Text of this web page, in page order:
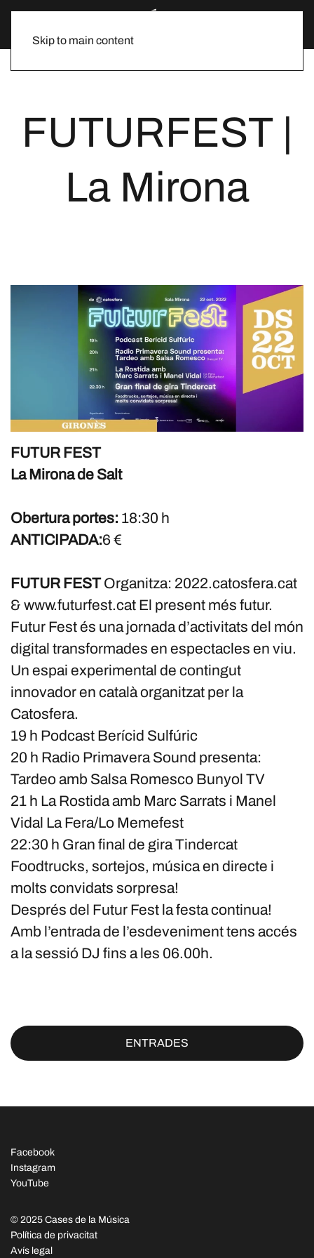
Skip to main content
FUTURFEST |
La Mirona
FUTUR FEST
La Mirona de Salt
Obertura portes: 18:30 h
ANTICIPADA:6 €
FUTUR FESTOrganitza: 2022.catosfera.cat
& www.futurfest.cat El present més futur.
Futur Fest és una jornada d’activitats del món
digital transformades en espectacles en viu.
Un espai experimental de contingut
innovador en català organitzat per la
Catosfera.
19 h Podcast Berícid Sulfúric
20 h Radio Primavera Sound presenta:
Tardeo amb Salsa Romesco Bunyol TV
21 h La Rostida amb Marc Sarrats i Manel
Vidal La Fera/Lo Memefest
22:30 h Gran final de gira Tindercat
Foodtrucks, sortejos, música en directe i
molts convidats sorpresa!
Després del Futur Fest la festa continua!
Amb l’entrada de l’esdeveniment tens accés
a la sessió DJ fins a les 06.00h.
ENTRADES
Facebook
Instagram
YouTube
© 2025 Cases de la Música
Política de privacitat
Avís legal